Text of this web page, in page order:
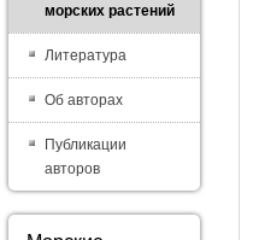
морских растений
Литература
Об авторах
Публикации
авторов